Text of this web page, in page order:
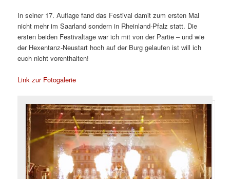
In seiner 17. Auflage fand das Festival damit zum ersten Mal
nicht mehr im Saarland sondern in Rheinland-Pfalz statt. Die
ersten beiden Festivaltage war ich mit von der Partie – und wie
der Hexentanz-Neustart hoch auf der Burg gelaufen ist will ich
euch nicht vorenthalten!
Link zur Fotogalerie